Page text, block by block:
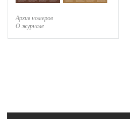
Архив номеров
О журнале